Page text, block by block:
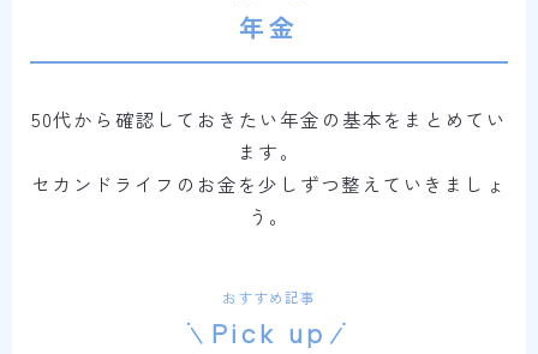
年金
50代から確認しておきたい年金の基本をまとめてい
ます。
セカンドライフのお金を少しずつ整えていきましょ
う。
おすすめ記事
Pick up